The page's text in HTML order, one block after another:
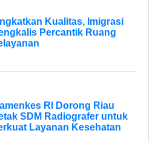
Kualitas, Imigrasi
Percantik Ruang
RI Dorong Riau
SDM Radiografer untuk
Layanan Kesehatan